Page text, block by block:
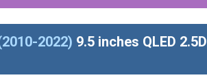
2022) 9.5 inches QLED 2.5D |